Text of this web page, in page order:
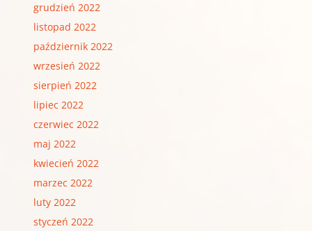
grudzień 2022
listopad 2022
październik 2022
wrzesień 2022
sierpień 2022
lipiec 2022
czerwiec 2022
maj 2022
kwiecień 2022
marzec 2022
luty 2022
styczeń 2022